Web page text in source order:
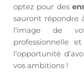
optez pour des
sauront répondre
l’image de
professionnelle
l’opportunité
vos ambitions !